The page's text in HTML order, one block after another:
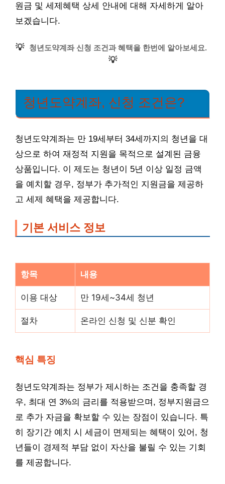
원금 및 세제혜택 상세 안내에 대해 자세하게 알아
보겠습니다.
💡 청년도약계좌 신청 조건과 혜택을 한번에 알아보세요.
💡
청년도약계좌, 신청 조건은?
청년도약계좌는 만 19세부터 34세까지의 청년을 대
상으로 하여 재정적 지원을 목적으로 설계된 금융
상품입니다. 이 제도는 청년이 5년 이상 일정 금액
을 예치할 경우, 정부가 추가적인 지원금을 제공하
고 세제 혜택을 제공합니다.
기본 서비스 정보
항목 내용
이용 대상 만 19세~34세 청년
절차 온라인 신청 및 신분 확인
핵심 특징
청년도약계좌는 정부가 제시하는 조건을 충족할 경
우, 최대 연 3%의 금리를 적용받으며, 정부지원금으
로 추가 자금을 확보할 수 있는 장점이 있습니다. 특
히 장기간 예치 시 세금이 면제되는 혜택이 있어, 청
년들이 경제적 부담 없이 자산을 불릴 수 있는 기회
를 제공합니다.